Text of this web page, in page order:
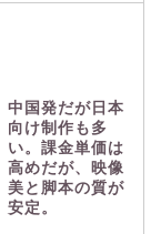
中国発だが日本
向け制作も多
い。課金単価は
高めだが、映像
美と脚本の質が
安定。